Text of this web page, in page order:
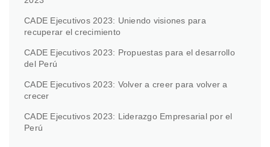
CADE Ejecutivos 2023: Uniendo visiones para
recuperar el crecimiento
CADE Ejecutivos 2023: Propuestas para el desarrollo
del Perú
CADE Ejecutivos 2023: Volver a creer para volver a
crecer
CADE Ejecutivos 2023: Liderazgo Empresarial por el
Perú